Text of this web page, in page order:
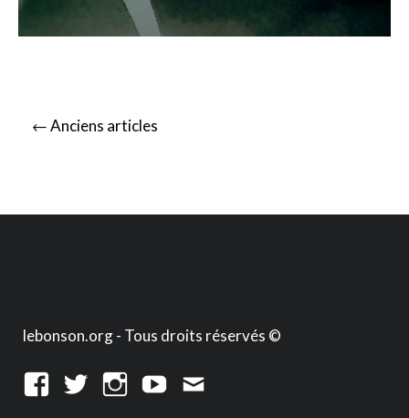
Posts
←Anciens articles
lebonson.org - Tous droits réservés ©